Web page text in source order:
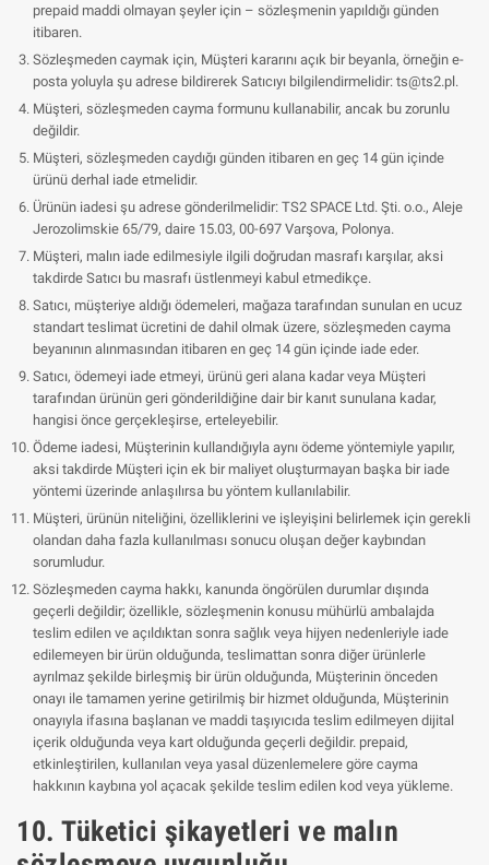
prepaid maddi olmayan şeyler için – sözleşmenin yapıldığı günden
itibaren.
Sözleşmeden caymak için, Müşteri kararını açık bir beyanla, örneğin e-
posta yoluyla şu adrese bildirerek Satıcıyı bilgilendirmelidir: ts@ts2.pl.
Müşteri, sözleşmeden cayma formunu kullanabilir, ancak bu zorunlu
değildir.
Müşteri, sözleşmeden caydığı günden itibaren en geç 14 gün içinde
ürünü derhal iade etmelidir.
Ürünün iadesi şu adrese gönderilmelidir: TS2 SPACE Ltd. Şti. o.o., Aleje
Jerozolimskie 65/79, daire 15.03, 00-697 Varşova, Polonya.
Müşteri, malın iade edilmesiyle ilgili doğrudan masrafı karşılar, aksi
takdirde Satıcı bu masrafı üstlenmeyi kabul etmedikçe.
Satıcı, müşteriye aldığı ödemeleri, mağaza tarafından sunulan en ucuz
standart teslimat ücretini de dahil olmak üzere, sözleşmeden cayma
beyanının alınmasından itibaren en geç 14 gün içinde iade eder.
Satıcı, ödemeyi iade etmeyi, ürünü geri alana kadar veya Müşteri
tarafından ürünün geri gönderildiğine dair bir kanıt sunulana kadar,
hangisi önce gerçekleşirse, erteleyebilir.
Ödeme iadesi, Müşterinin kullandığıyla aynı ödeme yöntemiyle yapılır,
aksi takdirde Müşteri için ek bir maliyet oluşturmayan başka bir iade
yöntemi üzerinde anlaşılırsa bu yöntem kullanılabilir.
Müşteri, ürünün niteliğini, özelliklerini ve işleyişini belirlemek için gerekli
olandan daha fazla kullanılması sonucu oluşan değer kaybından
sorumludur.
Sözleşmeden cayma hakkı, kanunda öngörülen durumlar dışında
geçerli değildir; özellikle, sözleşmenin konusu mühürlü ambalajda
teslim edilen ve açıldıktan sonra sağlık veya hijyen nedenleriyle iade
edilemeyen bir ürün olduğunda, teslimattan sonra diğer ürünlerle
ayrılmaz şekilde birleşmiş bir ürün olduğunda, Müşterinin önceden
onayı ile tamamen yerine getirilmiş bir hizmet olduğunda, Müşterinin
onayıyla ifasına başlanan ve maddi taşıyıcıda teslim edilmeyen dijital
içerik olduğunda veya kart olduğunda geçerli değildir. prepaid,
etkinleştirilen, kullanılan veya yasal düzenlemelere göre cayma
hakkının kaybına yol açacak şekilde teslim edilen kod veya yükleme.
10. Tüketici şikayetleri ve malın